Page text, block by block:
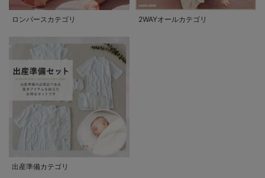
ロンパースカテゴリ 2WAYオールカテゴリ
出産準備カテゴリ